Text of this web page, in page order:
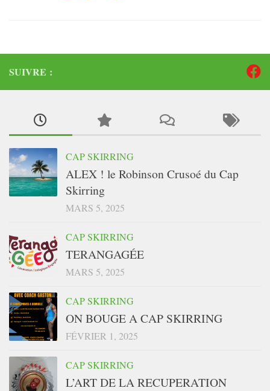
SUIVRE :
CAP SKIRRING
ALEX ! le Robinson Crusoé du Cap
Skirring
MARS 5, 2025
CAP SKIRRING
TERANGAGÉE
MARS 5, 2025
CAP SKIRRING
ON BOUGE A CAP SKIRRING
FÉVRIER 1, 2025
CAP SKIRRING
L’ART DE LA RECUPERATION